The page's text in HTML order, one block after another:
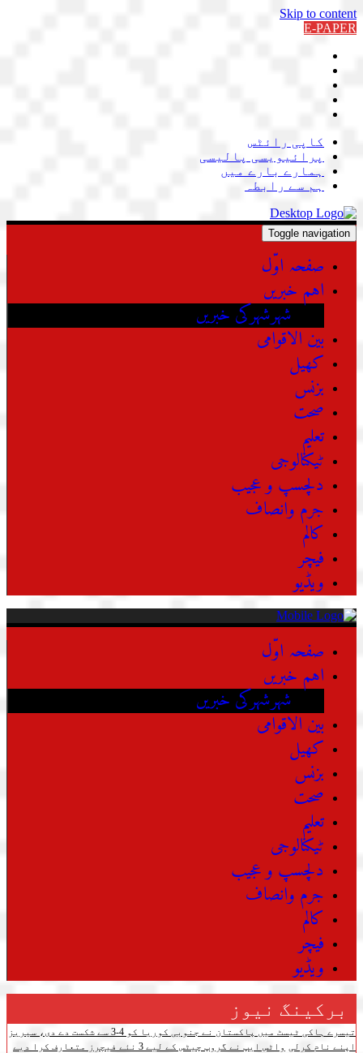
Skip to content
E-PAPER
کاپی رائٹس
پرائیویسی پالیسی
ہمارے بارے میں
ہم سے رابطہ
Toggle navigation
صفحہ اوّل
اہم خبریں
شہرشہرکی خبریں
بین الاقوامی
کھیل
بزنس
صحت
تعلیم
ٹیکنالوجی
دلچسپ و عجیب
جرم وانصاف
کالم
فیچر
ویڈیو
صفحہ اوّل
اہم خبریں
شہرشہرکی خبریں
بین الاقوامی
کھیل
بزنس
صحت
تعلیم
ٹیکنالوجی
دلچسپ و عجیب
جرم وانصاف
کالم
فیچر
ویڈیو
برکینگ نیوز
تیسرے ہاکی ٹیسٹ میں پاکستان نے جنوبی کوریا کو 4-3 سے شکست دے دی، سیریز
اپنے نام کرلی واٹس ایپ نے گروپ چیٹس کے لیے 3 نئے فیچرز متعارف کرا دیے